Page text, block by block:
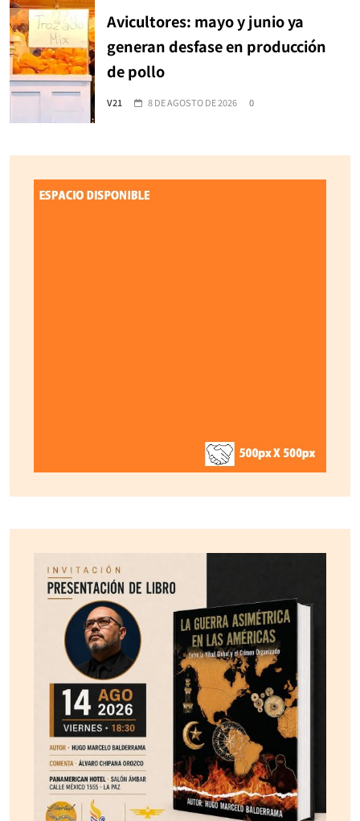
Avicultores: mayo y junio ya
generan desfase en producción
de pollo
V21 8 DE AGOSTO DE 2026 0